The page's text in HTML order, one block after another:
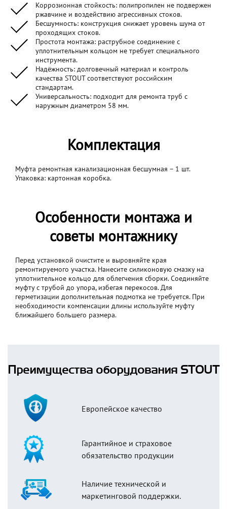
Коррозионная стойкость: полипропилен не подвержен
ржавчине и воздействию агрессивных стоков.
Бесшумность: конструкция снижает уровень шума от
проходящих стоков.
Простота монтажа: раструбное соединение с
уплотнительным кольцом не требует специального
инструмента.
Надёжность: долговечный материал и контроль
качества STOUT соответствуют российским
стандартам.
Универсальность: подходит для ремонта труб с
наружным диаметром 58 мм.
Комплектация
Муфта ремонтная канализационная бесшумная – 1 шт.
Упаковка: картонная коробка.
Особенности монтажа и
советы монтажнику
Перед установкой очистите и выровняйте края
ремонтируемого участка. Нанесите силиконовую смазку на
уплотнительное кольцо для облегчения сборки. Соединяйте
муфту с трубой до упора, избегая перекосов. Для
герметизации дополнительная подмотка не требуется. При
необходимости компенсации длины используйте муфту
ближайшего большего размера.
Преимущества оборудования STOUT
Европейское качество
Гарантийное и страховое
обязательство продукции
Наличие технической и
маркетинговой поддержки.